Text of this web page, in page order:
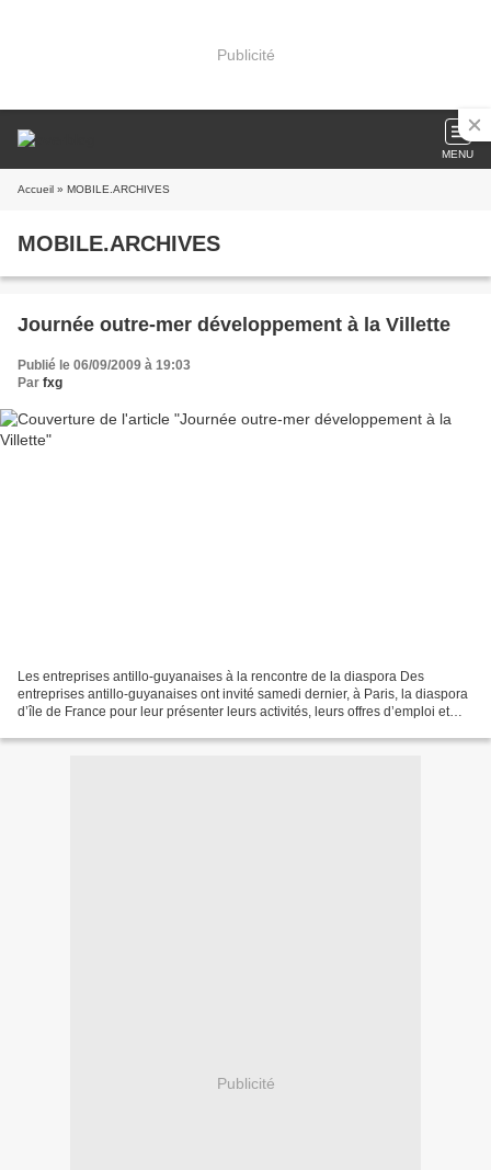
Publicité
MENU
Accueil » MOBILE.ARCHIVES
MOBILE.ARCHIVES
Journée outre-mer développement à la Villette
Publié le 06/09/2009 à 19:03
Par fxg
Les entreprises antillo-guyanaises à la rencontre de la diaspora Des
entreprises antillo-guyanaises ont invité samedi dernier, à Paris, la diaspora
d’île de France pour leur présenter leurs activités, leurs offres d’emploi et
Publicité